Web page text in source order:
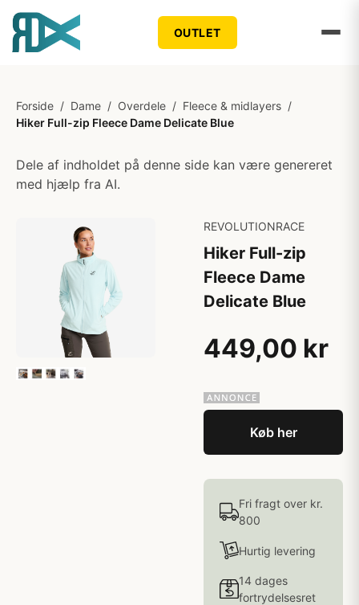
OUTLET
Forside / Dame / Overdele / Fleece & midlayers /
Hiker Full-zip Fleece Dame Delicate Blue
Dele af indholdet på denne side kan være genereret
med hjælp fra AI.
REVOLUTIONRACE
Hiker Full-zip
Fleece Dame
Delicate Blue
449,00 kr
Køb her
Fri fragt over kr.
800
Hurtig levering
14 dages
fortrydelsesret